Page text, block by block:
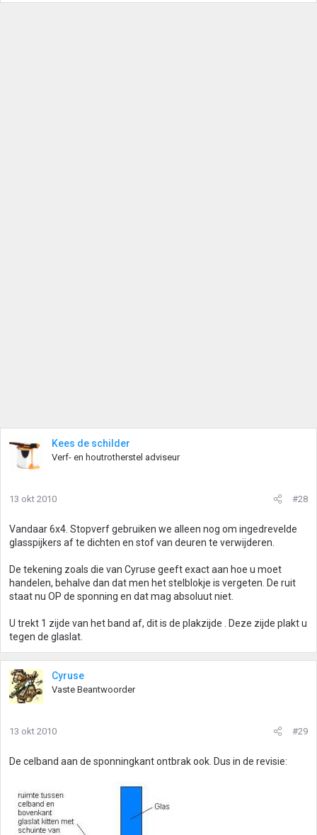
Kees de schilder
Verf- en houtrotherstel adviseur
13 okt 2010 #28
Vandaar 6x4. Stopverf gebruiken we alleen nog om ingedrevelde
glasspijkers af te dichten en stof van deuren te verwijderen.
De tekening zoals die van Cyruse geeft exact aan hoe u moet
handelen, behalve dan dat men het stelblokje is vergeten. De ruit
staat nu OP de sponning en dat mag absoluut niet.
U trekt 1 zijde van het band af, dit is de plakzijde . Deze zijde plakt u
tegen de glaslat.
Cyruse
Vaste Beantwoorder
13 okt 2010 #29
De celband aan de sponningkant ontbrak ook. Dus in de revisie: